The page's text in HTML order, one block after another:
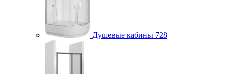
Душевые кабины 728